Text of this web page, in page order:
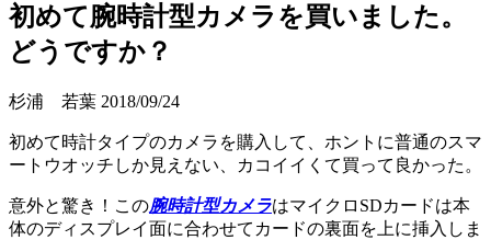
初めて腕時計型カメラを買いました。
どうですか？
杉浦 若葉 2018/09/24
初めて時計タイプのカメラを購入して、ホントに普通のスマ
ートウオッチしか見えない、カコイイくて買って良かった。
意外と驚き！この腕時計型カメラはマイクロSDカードは本
体のディスプレイ面に合わせてカードの裏面を上に挿入しま